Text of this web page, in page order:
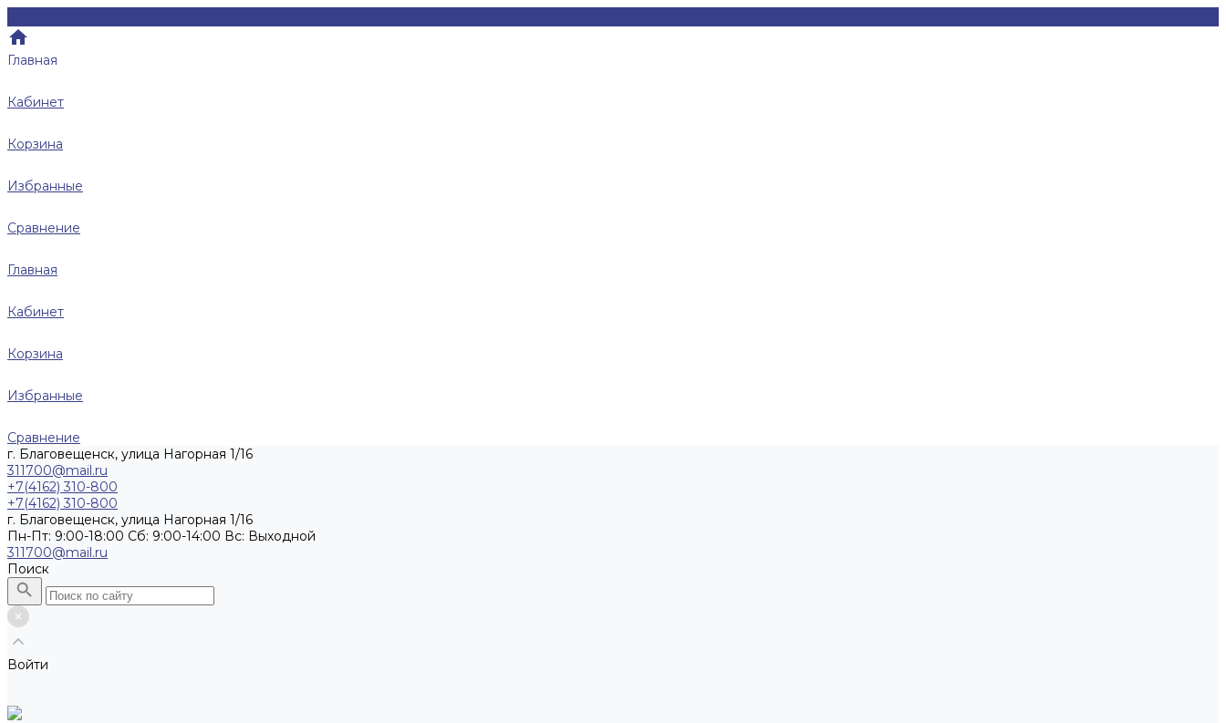
Главная
Кабинет
Корзина
Избранные
Сравнение
Главная
Кабинет
Корзина
Избранные
Сравнение
г. Благовещенск, улица Нагорная 1/16
311700@mail.ru
+7(4162) 310-800
+7(4162) 310-800
г. Благовещенск, улица Нагорная 1/16
Пн-Пт: 9:00-18:00 Cб: 9:00-14:00 Вс: Выходной
311700@mail.ru
Поиск
Войти